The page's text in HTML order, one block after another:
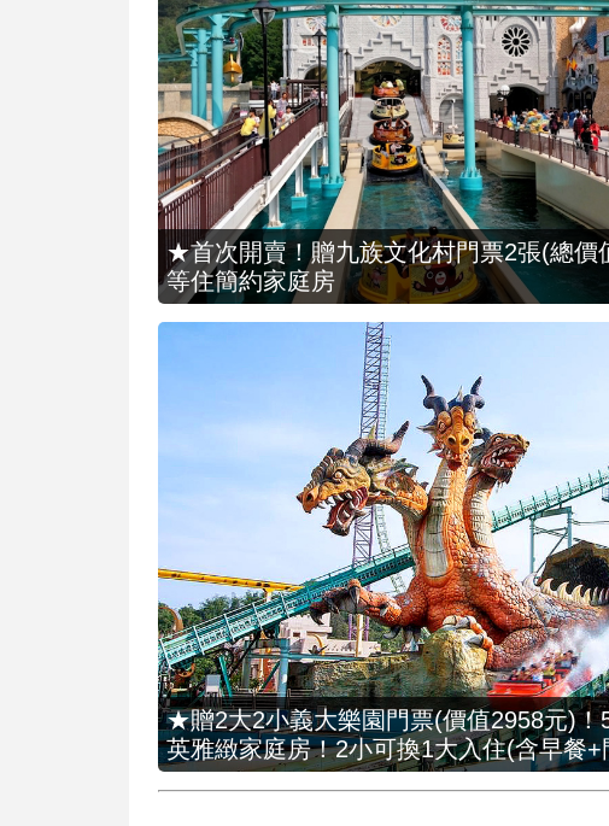
★首次開賣！贈九族文化村門票2張(總價
等住簡約家庭房
★贈2大2小義大樂園門票(價值2958元)
英雅緻家庭房！2小可換1大入住(含早餐+